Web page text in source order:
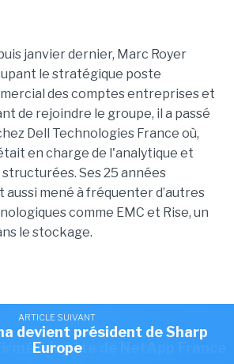
ARTICLE SUIVANT
prend la direction de Visma
France
ARTICLE SUIVANT
à la tête de NetApp France
janvier dernier, Marc Royer
le stratégique poste
des comptes entreprises et
de rejoindre le groupe, il a passé
Dell Technologies France où,
en charge de l'analytique et
Ses 25 années
aussi mené à fréquenter d’autres
comme EMC et Rise, un
le stockage.
vous a plu?Partagez le !
ARTICLE SUIVANT
devient président de Sharp
Europe